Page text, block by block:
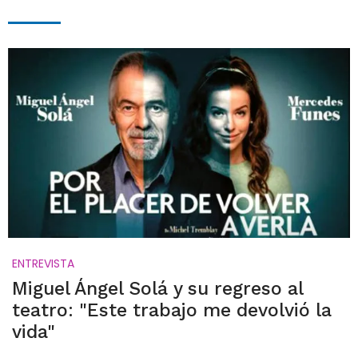
ENTREVISTA
Miguel Ángel Solá y su regreso al
teatro: "Este trabajo me devolvió la
vida"